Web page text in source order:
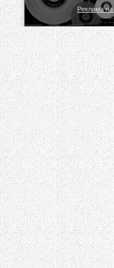
Реклама на